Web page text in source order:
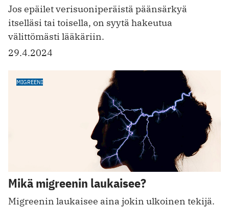
Jos epäilet verisuoniperäistä päänsärkyä
itselläsi tai toisella, on syytä hakeutua
välittömästi lääkäriin.
29.4.2024
MIGREENI
Mikä migreenin laukaisee?
Migreenin laukaisee aina jokin ulkoinen tekijä.